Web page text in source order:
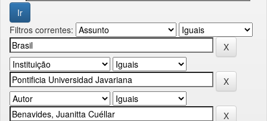
Filtros correntes: